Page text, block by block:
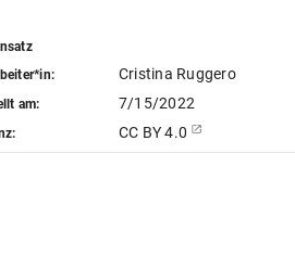
Cristina Ruggero
am: 7/15/2022
CC BY 4.0